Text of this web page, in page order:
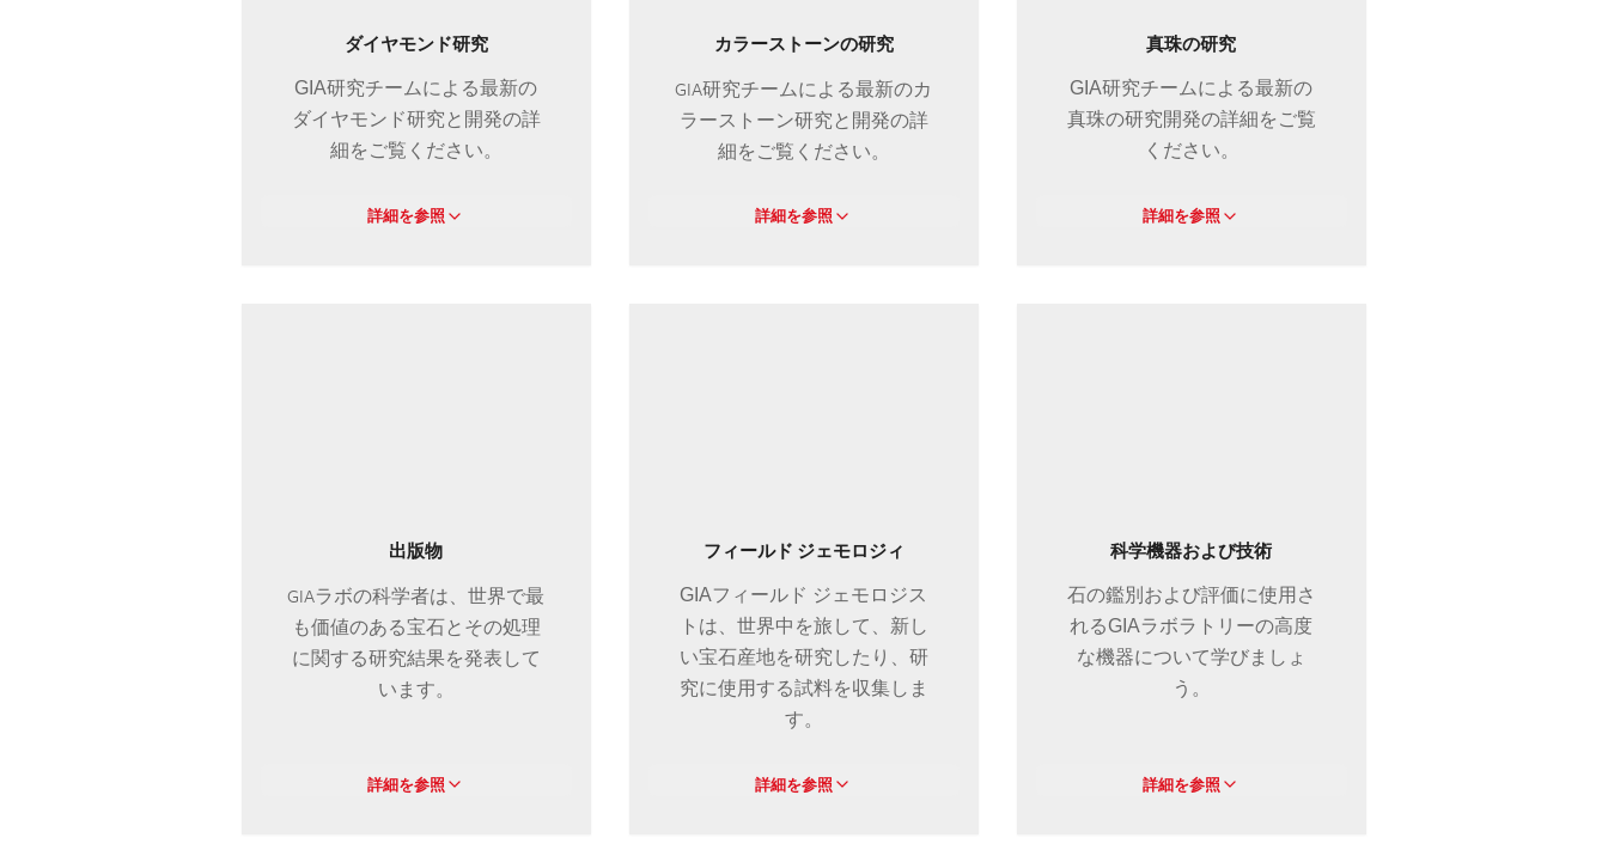
ダイヤモンド研究
GIA研究チームによる最新の
ダイヤモンド研究と開発の詳
細をご覧ください。
詳細を参照
カラーストーンの研究
GIA研究チームによる最新のカ
ラーストーン研究と開発の詳
細をご覧ください。
詳細を参照
真珠の研究
GIA研究チームによる最新の
真珠の研究開発の詳細をご覧
ください。
詳細を参照
出版物
GIAラボの科学者は、世界で最
も価値のある宝石とその処理
に関する研究結果を発表して
います。
詳細を参照
フィールド ジェモロジィ
GIAフィールド ジェモロジス
トは、世界中を旅して、新し
い宝石産地を研究したり、研
究に使用する試料を収集しま
す。
詳細を参照
科学機器および技術
石の鑑別および評価に使用さ
れるGIAラボラトリーの高度
な機器について学びましょ
う。
詳細を参照